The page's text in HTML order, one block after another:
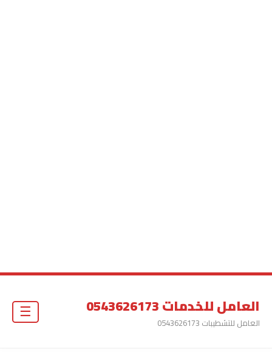
العامل للخدمات 0543626173
العامل للتشطيبات 0543626173